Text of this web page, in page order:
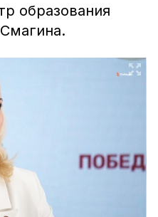
образования